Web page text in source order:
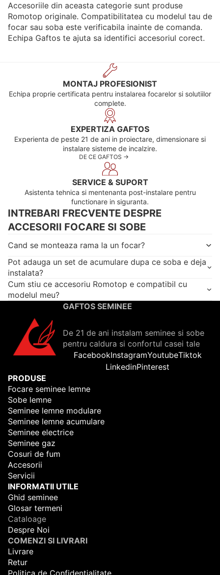
Accesoriile din aceasta categorie sunt produse
Romotop originale. Compatibilitatea cu modelul tau de
focar sau soba este verificabila inainte de comanda.
Echipa Gaftos te ajuta sa identifici accesoriul corect.
MONTAJ PROFESIONIST
Echipa proprie certificata pentru instalarea focarelor si solutiilor
complete.
EXPERTIZA GAFTOS
Experienta de peste 21 de ani in proiectare, dimensionare si
instalare sisteme de incalzire.
DE CE GAFTOS ->
SERVICE & SUPORT
Asistenta tehnica si mentenanta post-instalare pentru
functionare in siguranta.
INTREBARI FRECVENTE DESPRE
ACCESORII FOCARE SI SOBE
Cand se monteaza rama la un focar?
Pot adauga un set de acumulare dupa ce soba e deja
instalata?
Cum stiu ce accesoriu Romotop e compatibil cu
modelul meu?
GAFTOS SEMINEE
De 21 de ani instalam seminee si sobe
pentru caldura si confortul casei tale
FacebookInstagramYoutubeTiktok
LinkedinPinterest
PRODUSE
Focare seminee lemne
Sobe lemne
Seminee lemne modulare
Seminee lemne acumulare
Seminee electrice
Seminee gaz
Cosuri de fum
Accesorii
Servicii
INFORMATII UTILE
Ghid seminee
Glosar termeni
Cataloage
Despre Noi
COMENZI SI LIVRARI
Livrare
Retur